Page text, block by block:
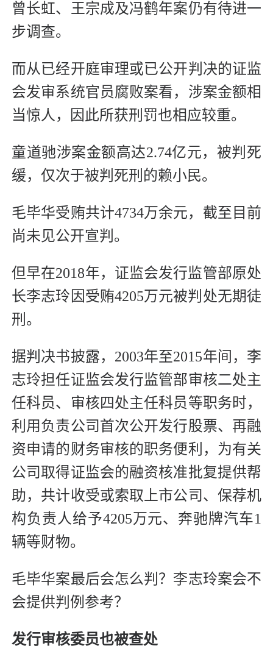
曾长虹、王宗成及冯鹤年案仍有待进一
步调查。
而从已经开庭审理或已公开判决的证监
会发审系统官员腐败案看，涉案金额相
当惊人，因此所获刑罚也相应较重。
童道驰涉案金额高达2.74亿元，被判死
缓，仅次于被判死刑的赖小民。
毛毕华受贿共计4734万余元，截至目前
尚未见公开宣判。
但早在2018年，证监会发行监管部原处
长李志玲因受贿4205万元被判处无期徒
刑。
据判决书披露，2003年至2015年间，李
志玲担任证监会发行监管部审核二处主
任科员、审核四处主任科员等职务时，
利用负责公司首次公开发行股票、再融
资申请的财务审核的职务便利，为有关
公司取得证监会的融资核准批复提供帮
助，共计收受或索取上市公司、保荐机
构负责人给予4205万元、奔驰牌汽车1
辆等财物。
毛毕华案最后会怎么判？李志玲案会不
会提供判例参考？
发行审核委员也被查处